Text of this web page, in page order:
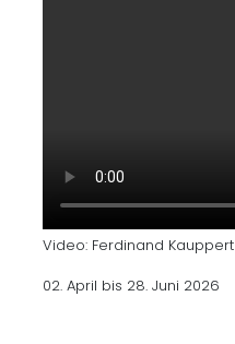
Video: Ferdinand Kauppert
02. April bis 28. Juni 2026